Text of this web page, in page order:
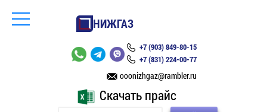
НИЖГАЗ
+7 (903) 849-80-15
+7 (831) 224-00-77
ooonizhgaz@rambler.ru
Скачать прайс